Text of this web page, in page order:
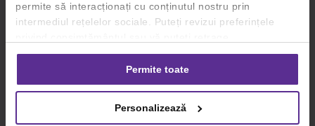
permite să interacționați cu conținutul nostru prin
intermediul rețelelor sociale. Puteți revizui preferințele
consimțământul oricând, făcând click pe linkul către
setările dvs. de cookie-uri.
privind utilizarea modulelor cookie.Detalii
Permite toate
Personalizează